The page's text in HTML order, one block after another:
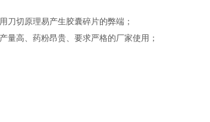
刀切原理易产生胶囊碎片的弊端；
量高、药粉昂贵、要求严格的厂家使用；